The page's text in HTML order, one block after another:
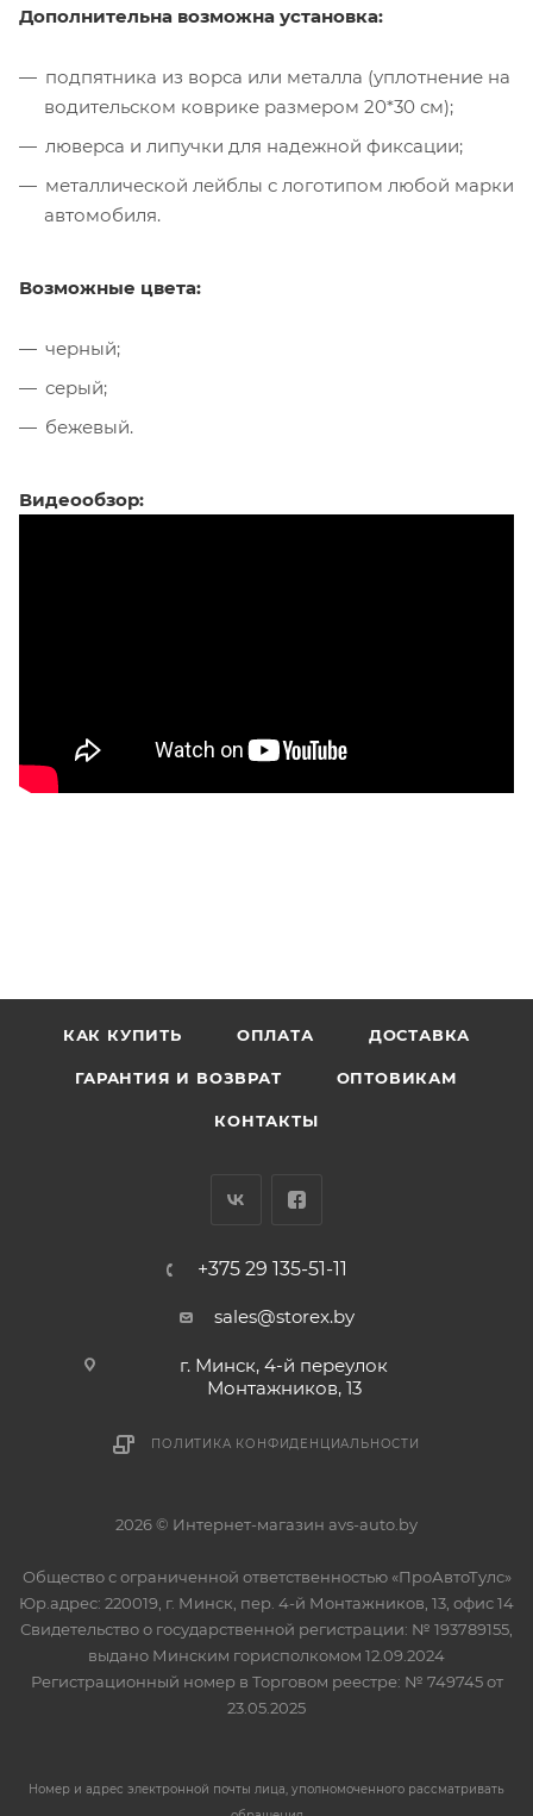
Дополнительна возможна установка:
подпятника из ворса или металла (уплотнение на
водительском коврике размером 20*30 см);
люверса и липучки для надежной фиксации;
металлической лейблы с логотипом любой марки
автомобиля.
Возможные цвета:
черный;
серый;
бежевый.
Видеообзор:
КАК КУПИТЬ ОПЛАТА ДОСТАВКА
ГАРАНТИЯ И ВОЗВРАТ ОПТОВИКАМ
КОНТАКТЫ
+375 29 135-51-11
sales@storex.by
г. Минск, 4-й переулок
Монтажников, 13
ПОЛИТИКА КОНФИДЕНЦИАЛЬНОСТИ
2026 © Интернет-магазин avs-auto.by
Общество с ограниченной ответственностью «ПроАвтоТулс»
Юр.адрес: 220019, г. Минск, пер. 4-й Монтажников, 13, офис 14
Свидетельство о государственной регистрации: № 193789155,
выдано Минским горисполкомом 12.09.2024
Регистрационный номер в Торговом реестре: № 749745 от
23.05.2025
Номер и адрес электронной почты лица, уполномоченного рассматривать